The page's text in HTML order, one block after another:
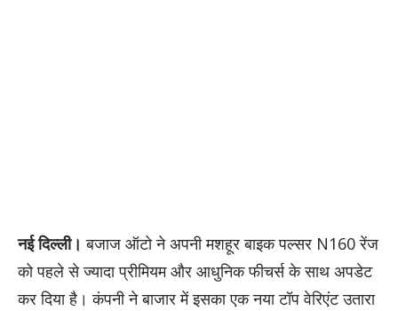
नई दिल्ली। बजाज ऑटो ने अपनी मशहूर बाइक पल्सर N160 रेंज
को पहले से ज्यादा प्रीमियम और आधुनिक फीचर्स के साथ अपडेट
कर दिया है। कंपनी ने बाजार में इसका एक नया टॉप वेरिएंट उतारा